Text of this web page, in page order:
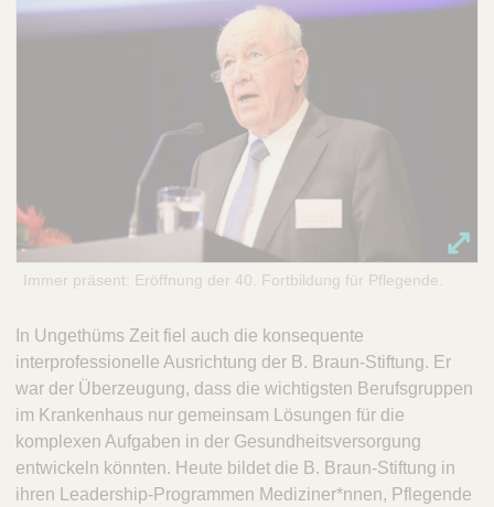
Immer präsent: Eröffnung der 40. Fortbildung für Pflegende.
In Ungethüms Zeit fiel auch die konsequente
interprofessionelle Ausrichtung der B. Braun-Stiftung. Er
war der Überzeugung, dass die wichtigsten Berufsgruppen
im Krankenhaus nur gemeinsam Lösungen für die
komplexen Aufgaben in der Gesundheitsversorgung
entwickeln könnten. Heute bildet die B. Braun-Stiftung in
ihren Leadership-Programmen Mediziner*nnen, Pflegende